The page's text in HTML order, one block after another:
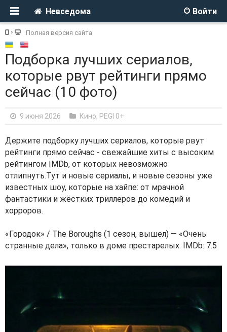
Войти
Невседома
Полная версия сайта
Подборка лучших сериалов,
которые рвут рейтинги прямо
сейчас (10 фото)
9 июня 2026 Кино, PEGI 0+
Держите подборку лучших сериалов, которые рвут
рейтинги прямо сейчас - свежайшие хиты с высоким
рейтингом IMDb, от которых невозможно
отлипнуть.Тут и новые сериалы, и новые сезоны уже
известных шоу, которые на хайпе: от мрачной
фантастики и жёстких триллеров до комедий и
хорроров.
«Городок» / The Boroughs (1 сезон, вышел) — «Очень
странные дела», только в доме престарелых. IMDb: 7.5